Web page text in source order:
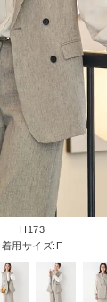
H173
着用サイズ:F